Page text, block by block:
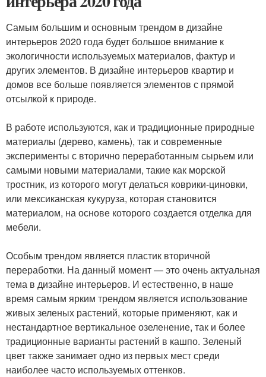
Самым большим и основным трендом в дизайне
интерьеров 2020 года будет большое внимание к
экологичности используемых материалов, фактур и
других элементов. В дизайне интерьеров квартир и
домов все больше появляется элементов с прямой
отсылкой к природе.
В работе используются, как и традиционные природные
материалы (дерево, камень), так и современные
эксперименты с вторично переработанным сырьем или
самыми новыми материалами, такие как морской
тростник, из которого могут делаться коврики-циновки,
или мексиканская кукуруза, которая становится
материалом, на основе которого создается отделка для
мебели.
Особым трендом является пластик вторичной
переработки. На данный момент — это очень актуальная
тема в дизайне интерьеров. И естественно, в наше
время самым ярким трендом является использование
живых зеленых растений, которые применяют, как и
нестандартное вертикальное озеленение, так и более
традиционные варианты растений в кашпо. Зеленый
цвет также занимает одно из первых мест среди
наиболее часто используемых оттенков.